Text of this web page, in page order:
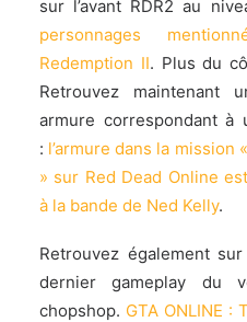
sur l’avant RDR2 au
personnages
Redemption II. Plus du
Retrouvez maintenant
armure correspondant à
: l’armure dans la mission
» sur Red Dead Online
à la bande de Ned Kelly.
Retrouvez également
dernier gameplay du
chopshop. GTA ONLINE :